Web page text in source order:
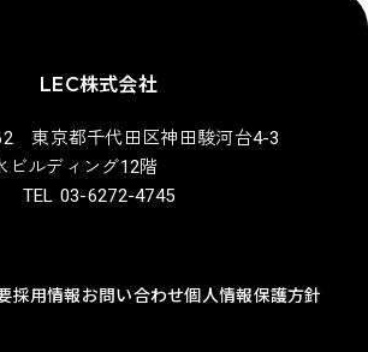
LEC株式会社
東京都千代田区神田駿河台4-3
ビルディング12階
TEL 03-6272-4745
採用情報お問い合わせ個人情報保護方針